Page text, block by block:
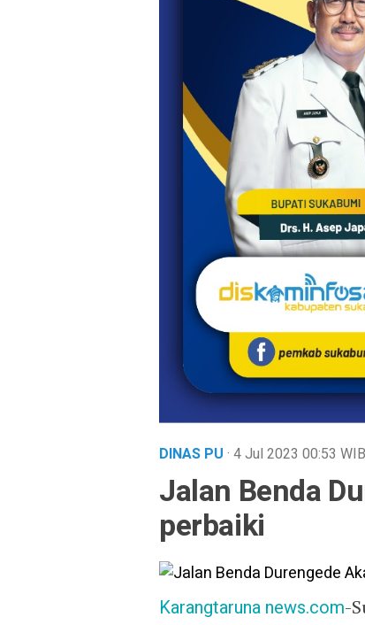
DINAS PU · 4 Jul 2023 00:53 WIB
Jalan Benda
perbaiki
Karangtaruna news.com-